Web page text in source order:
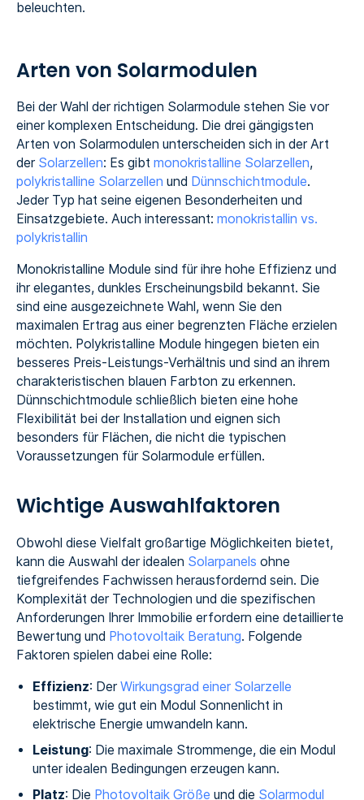
beleuchten.
Arten von Solarmodulen
Bei der Wahl der richtigen Solarmodule stehen Sie vor
einer komplexen Entscheidung. Die drei gängigsten
Arten von Solarmodulen unterscheiden sich in der Art
der Solarzellen: Es gibt monokristalline Solarzellen,
polykristalline Solarzellen und Dünnschichtmodule.
Jeder Typ hat seine eigenen Besonderheiten und
Einsatzgebiete. Auch interessant: monokristallin vs.
polykristallin
Monokristalline Module sind für ihre hohe Effizienz und
ihr elegantes, dunkles Erscheinungsbild bekannt. Sie
sind eine ausgezeichnete Wahl, wenn Sie den
maximalen Ertrag aus einer begrenzten Fläche erzielen
möchten. Polykristalline Module hingegen bieten ein
besseres Preis-Leistungs-Verhältnis und sind an ihrem
charakteristischen blauen Farbton zu erkennen.
Dünnschichtmodule schließlich bieten eine hohe
Flexibilität bei der Installation und eignen sich
besonders für Flächen, die nicht die typischen
Voraussetzungen für Solarmodule erfüllen.
Wichtige Auswahlfaktoren
Obwohl diese Vielfalt großartige Möglichkeiten bietet,
kann die Auswahl der idealen Solarpanels ohne
tiefgreifendes Fachwissen herausfordernd sein. Die
Komplexität der Technologien und die spezifischen
Anforderungen Ihrer Immobilie erfordern eine detaillierte
Bewertung und Photovoltaik Beratung. Folgende
Faktoren spielen dabei eine Rolle:
Effizienz: Der Wirkungsgrad einer Solarzelle
bestimmt, wie gut ein Modul Sonnenlicht in
elektrische Energie umwandeln kann.
Leistung: Die maximale Strommenge, die ein Modul
unter idealen Bedingungen erzeugen kann.
Platz: Die Photovoltaik Größe und die Solarmodul